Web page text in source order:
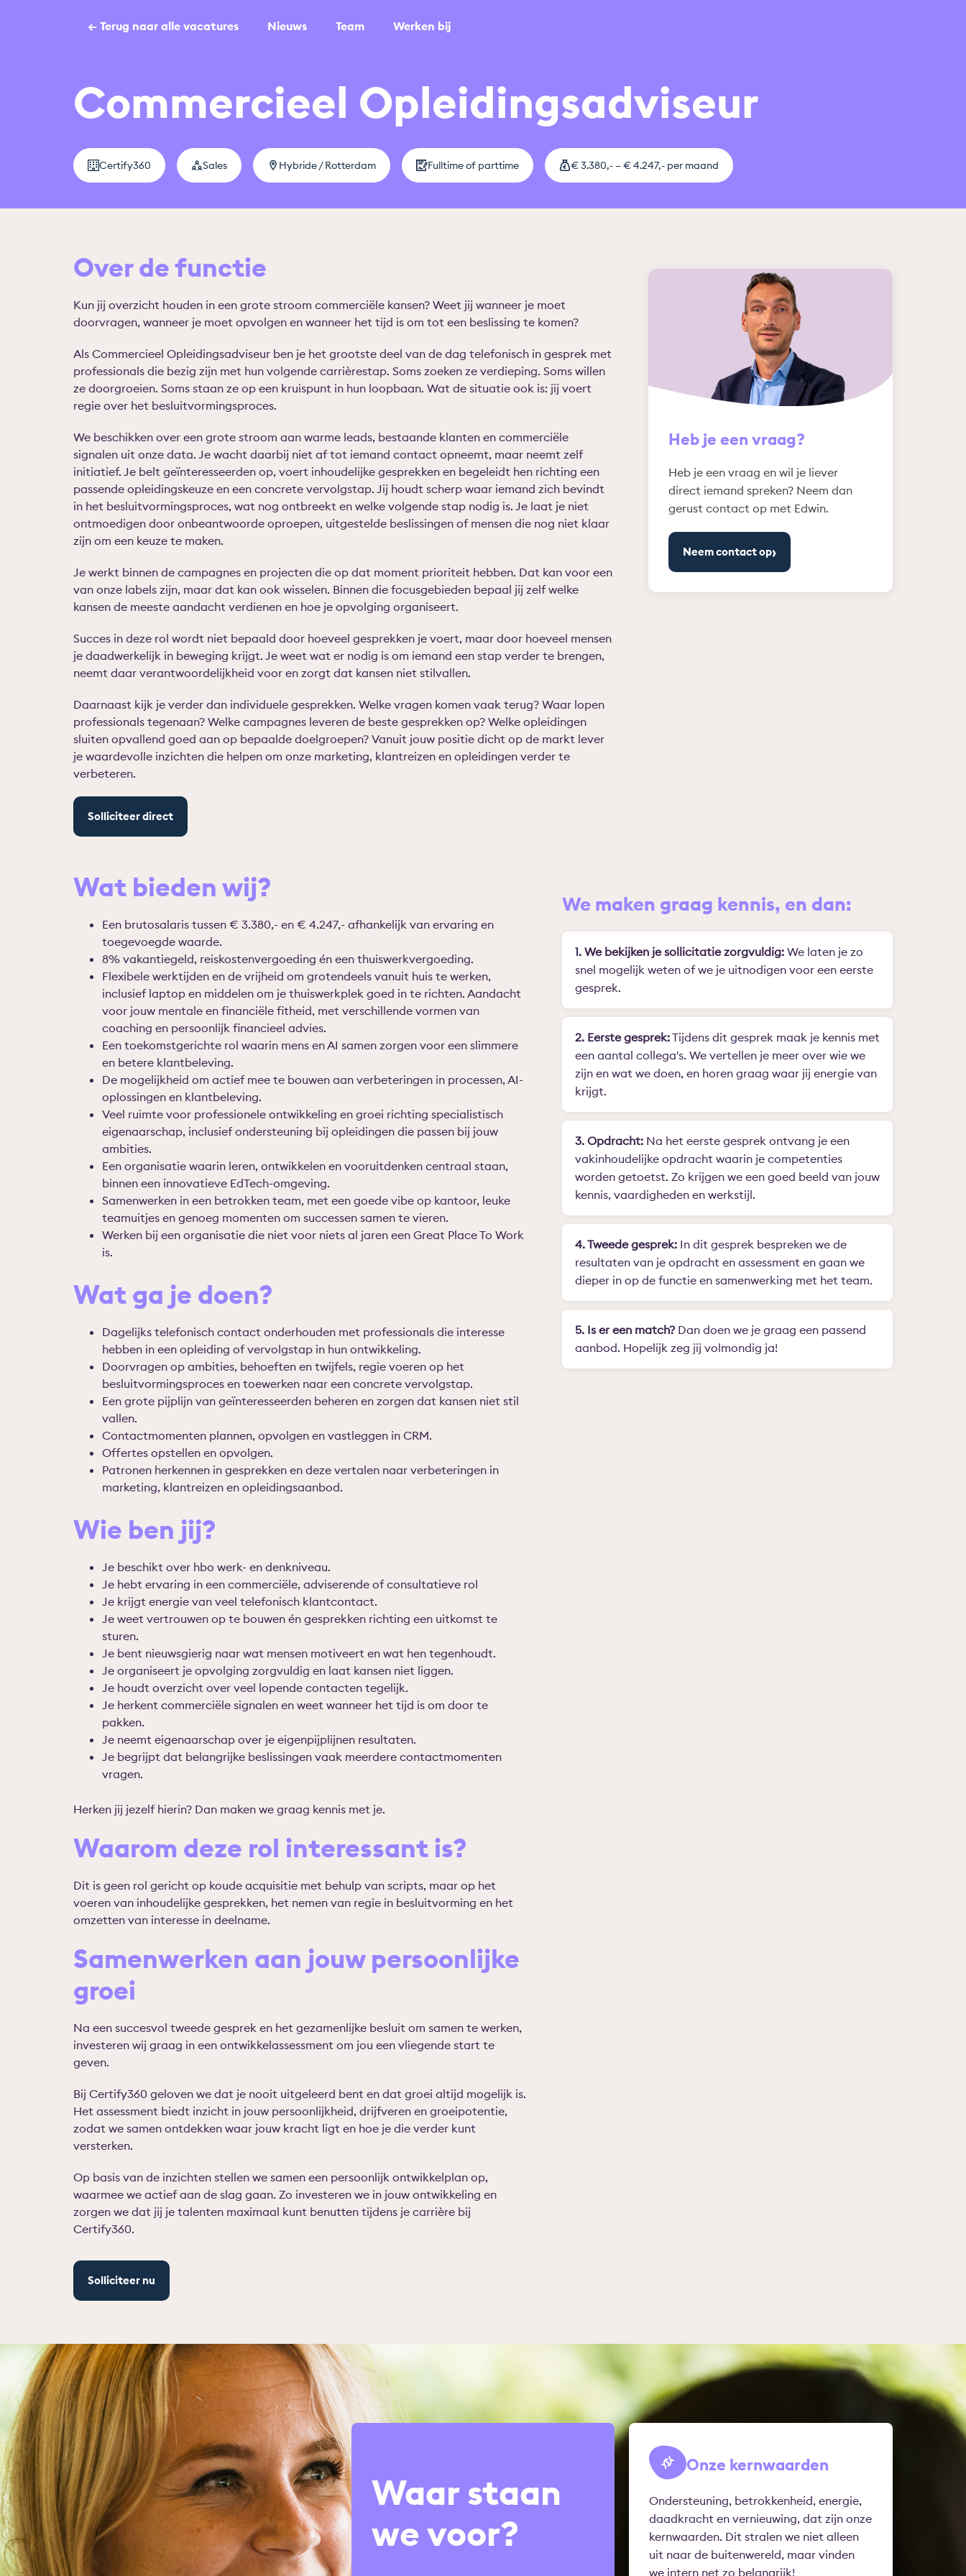
← Terug naar alle vacatures Nieuws Team Werken bij
Commercieel Opleidingsadviseur
Certify360 Sales Hybride / Rotterdam Fulltime of parttime € 3.380,- – € 4.247,- per maand
Over de functie
Kun jij overzicht houden in een grote stroom commerciële kansen? Weet jij wanneer je moet
doorvragen, wanneer je moet opvolgen en wanneer het tijd is om tot een beslissing te komen?
Als Commercieel Opleidingsadviseur ben je het grootste deel van de dag telefonisch in gesprek met
professionals die bezig zijn met hun volgende carrièrestap. Soms zoeken ze verdieping. Soms willen
ze doorgroeien. Soms staan ze op een kruispunt in hun loopbaan. Wat de situatie ook is: jij voert
regie over het besluitvormingsproces.
We beschikken over een grote stroom aan warme leads, bestaande klanten en commerciële
signalen uit onze data. Je wacht daarbij niet af tot iemand contact opneemt, maar neemt zelf
initiatief. Je belt geïnteresseerden op, voert inhoudelijke gesprekken en begeleidt hen richting een
passende opleidingskeuze en een concrete vervolgstap. Jij houdt scherp waar iemand zich bevindt
in het besluitvormingsproces, wat nog ontbreekt en welke volgende stap nodig is. Je laat je niet
ontmoedigen door onbeantwoorde oproepen, uitgestelde beslissingen of mensen die nog niet klaar
zijn om een keuze te maken.
Je werkt binnen de campagnes en projecten die op dat moment prioriteit hebben. Dat kan voor een
van onze labels zijn, maar dat kan ook wisselen. Binnen die focusgebieden bepaal jij zelf welke
kansen de meeste aandacht verdienen en hoe je opvolging organiseert.
Succes in deze rol wordt niet bepaald door hoeveel gesprekken je voert, maar door hoeveel mensen
je daadwerkelijk in beweging krijgt. Je weet wat er nodig is om iemand een stap verder te brengen,
neemt daar verantwoordelijkheid voor en zorgt dat kansen niet stilvallen.
Daarnaast kijk je verder dan individuele gesprekken. Welke vragen komen vaak terug? Waar lopen
professionals tegenaan? Welke campagnes leveren de beste gesprekken op? Welke opleidingen
sluiten opvallend goed aan op bepaalde doelgroepen? Vanuit jouw positie dicht op de markt lever
je waardevolle inzichten die helpen om onze marketing, klantreizen en opleidingen verder te
verbeteren.
Solliciteer direct
Heb je een vraag?
Heb je een vraag en wil je liever
direct iemand spreken? Neem dan
gerust contact op met Edwin.
Neem contact op›
Wat bieden wij?
Een brutosalaris tussen € 3.380,- en € 4.247,- afhankelijk van ervaring en
toegevoegde waarde.
8% vakantiegeld, reiskostenvergoeding én een thuiswerkvergoeding.
Flexibele werktijden en de vrijheid om grotendeels vanuit huis te werken,
inclusief laptop en middelen om je thuiswerkplek goed in te richten. Aandacht
voor jouw mentale en financiële fitheid, met verschillende vormen van
coaching en persoonlijk financieel advies.
Een toekomstgerichte rol waarin mens en AI samen zorgen voor een slimmere
en betere klantbeleving.
De mogelijkheid om actief mee te bouwen aan verbeteringen in processen, AI-
oplossingen en klantbeleving.
Veel ruimte voor professionele ontwikkeling en groei richting specialistisch
eigenaarschap, inclusief ondersteuning bij opleidingen die passen bij jouw
ambities.
Een organisatie waarin leren, ontwikkelen en vooruitdenken centraal staan,
binnen een innovatieve EdTech-omgeving.
Samenwerken in een betrokken team, met een goede vibe op kantoor, leuke
teamuitjes en genoeg momenten om successen samen te vieren.
Werken bij een organisatie die niet voor niets al jaren een Great Place To Work
is.
Wat ga je doen?
Dagelijks telefonisch contact onderhouden met professionals die interesse
hebben in een opleiding of vervolgstap in hun ontwikkeling.
Doorvragen op ambities, behoeften en twijfels, regie voeren op het
besluitvormingsproces en toewerken naar een concrete vervolgstap.
Een grote pijplijn van geïnteresseerden beheren en zorgen dat kansen niet stil
vallen.
Contactmomenten plannen, opvolgen en vastleggen in CRM.
Offertes opstellen en opvolgen.
Patronen herkennen in gesprekken en deze vertalen naar verbeteringen in
marketing, klantreizen en opleidingsaanbod.
Wie ben jij?
Je beschikt over hbo werk- en denkniveau.
Je hebt ervaring in een commerciële, adviserende of consultatieve rol
Je krijgt energie van veel telefonisch klantcontact.
Je weet vertrouwen op te bouwen én gesprekken richting een uitkomst te
sturen.
Je bent nieuwsgierig naar wat mensen motiveert en wat hen tegenhoudt.
Je organiseert je opvolging zorgvuldig en laat kansen niet liggen.
Je houdt overzicht over veel lopende contacten tegelijk.
Je herkent commerciële signalen en weet wanneer het tijd is om door te
pakken.
Je neemt eigenaarschap over je eigenpijplijnen resultaten.
Je begrijpt dat belangrijke beslissingen vaak meerdere contactmomenten
vragen.
Herken jij jezelf hierin? Dan maken we graag kennis met je.
Waarom deze rol interessant is?
Dit is geen rol gericht op koude acquisitie met behulp van scripts, maar op het
voeren van inhoudelijke gesprekken, het nemen van regie in besluitvorming en het
omzetten van interesse in deelname.
Samenwerken aan jouw persoonlijke
groei
Na een succesvol tweede gesprek en het gezamenlijke besluit om samen te werken,
investeren wij graag in een ontwikkelassessment om jou een vliegende start te
geven.
Bij Certify360 geloven we dat je nooit uitgeleerd bent en dat groei altijd mogelijk is.
Het assessment biedt inzicht in jouw persoonlijkheid, drijfveren en groeipotentie,
zodat we samen ontdekken waar jouw kracht ligt en hoe je die verder kunt
versterken.
Op basis van de inzichten stellen we samen een persoonlijk ontwikkelplan op,
waarmee we actief aan de slag gaan. Zo investeren we in jouw ontwikkeling en
zorgen we dat jij je talenten maximaal kunt benutten tijdens je carrière bij
Certify360.
Solliciteer nu
We maken graag kennis, en dan:
1. We bekijken je sollicitatie zorgvuldig: We laten je zo
snel mogelijk weten of we je uitnodigen voor een eerste
gesprek.
2. Eerste gesprek:Tijdens dit gesprek maak je kennis met
een aantal collega's. We vertellen je meer over wie we
zijn en wat we doen, en horen graag waar jij energie van
krijgt.
3. Opdracht: Na het eerste gesprek ontvang je een
vakinhoudelijke opdracht waarin je competenties
worden getoetst. Zo krijgen we een goed beeld van jouw
kennis, vaardigheden en werkstijl.
4. Tweede gesprek: In dit gesprek bespreken we de
resultaten van je opdracht en assessment en gaan we
dieper in op de functie en samenwerking met het team.
5. Is er een match?Dan doen we je graag een passend
aanbod. Hopelijk zeg jij volmondig ja!
Waar staan
we voor?
Onze kernwaarden
Ondersteuning, betrokkenheid, energie,
daadkracht en vernieuwing, dat zijn onze
kernwaarden. Dit stralen we niet alleen
uit naar de buitenwereld, maar vinden
we intern net zo belangrijk!